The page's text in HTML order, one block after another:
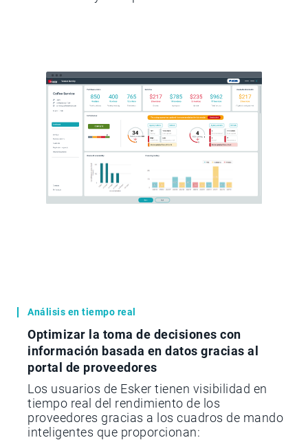
Análisis en tiempo real
Optimizar la toma de decisiones con
información basada en datos gracias al
portal de proveedores
Los usuarios de Esker tienen visibilidad en
tiempo real del rendimiento de los
proveedores gracias a los cuadros de mando
inteligentes que proporcionan: